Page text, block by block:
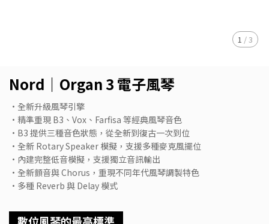
1 /3
Nord｜Organ 3 電子風琴
•全新升級風琴引擎
•精準重現 B3、Vox、Farfisa 等經典風琴音色
•B3 提供三種音色狀態，從全新到復古一次到位
•全新 Rotary Speaker 模擬，支援多種麥克風擺位
•內建完整低音模擬，支援獨立音訊輸出
•全新顫音與 Chorus，重現不同年代風琴調製特色
•多種 Reverb 與 Delay 模式